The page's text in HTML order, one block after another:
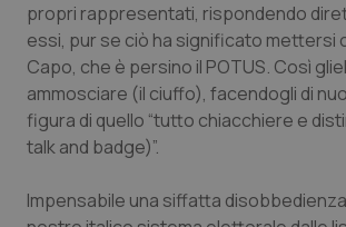
Quotidiano Oncologia
Quotidiano Pediatria
Rene & patologie urogenitali
Salute orale & impianti
propri rappresentati, rispondendo
essi, pur se ciò ha significato mettersi
Capo, che è persino il POTUS. Così
ammosciare (il ciuffo), facendogli di
figura di quello “tutto chiacchiere e
talk and badge)”.
Impensabile una siffatta